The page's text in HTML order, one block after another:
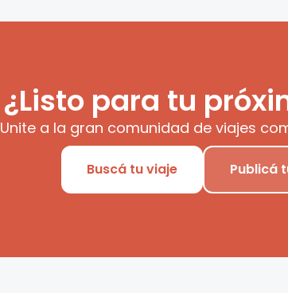
¿Listo para tu
Unite a la gran comunidad de viajes
Buscá tu viaje Publicá